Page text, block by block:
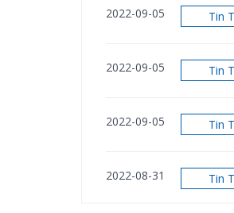
2022-09-05 Tin
2022-09-05 Tin
2022-09-05 Tin
2022-08-31 Tin